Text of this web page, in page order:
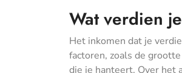
Wat verdien
Het inkomen dat je
factoren, zoals de
die je hanteert. Over het